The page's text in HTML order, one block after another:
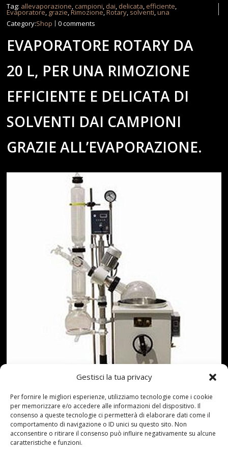
Gestisci la tua privacy
Per fornire le migliori esperienze, utilizziamo tecnologie come i cookie
per memorizzare e/o accedere alle informazioni del dispositivo. Il
consenso a queste tecnologie ci permetterà di elaborare dati come il
comportamento di navigazione o ID unici su questo sito. Non
acconsentire o ritirare il consenso può influire negativamente su alcune
caratteristiche e funzioni.
Tag: allevaporazione campioni dai delicata efficiente
Evaporatore grazie ,Rimozione,Rotary solventi ,una
Category:Shop 0 comments
EVAPORATORE ROTARY DA
20 L, PER UNA RIMOZIONE
EFFICIENTE E DELICATA DI
SOLVENTI DAI CAMPIONI
GRAZIE ALL’EVAPORAZIONE.
Rivestimento speciale struttura e materiale di
guarnizione, elevata resistenza alla corrosione.Alta
efficienza e recupero.Module?esigente, facile